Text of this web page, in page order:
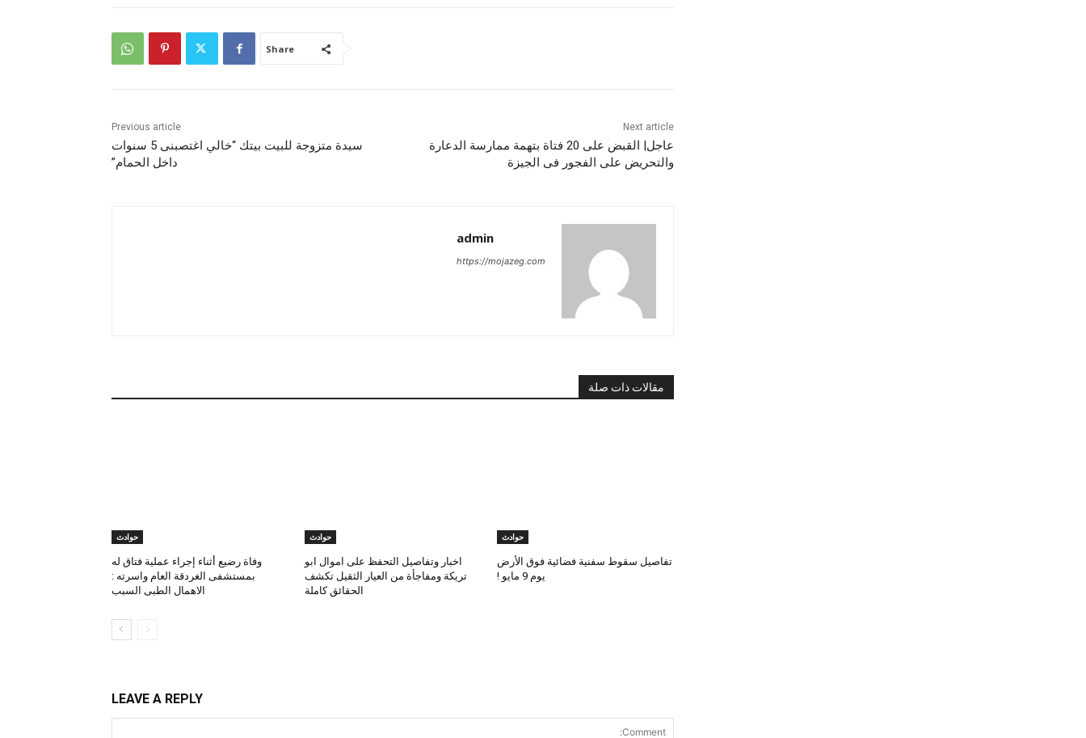
Share
Previous article
سيدة متزوجة للبيت بيتك “خالي اغتصبنى 5 سنوات
داخل الحمام”
Next article
عاجل| القبض على 20 فتاة بتهمة ممارسة الدعارة
والتحريض على الفجور فى الجيزة
admin
https://mojazeg.com
مقالات ذات صلة
حوادث
تفاصيل سقوط سفنية فضائية فوق الأرض
يوم 9 مايو !
حوادث
اخبار وتفاصيل التحفظ على اموال ابو
تريكة ومفاجأة من العيار الثقيل تكشف
الحقائق كاملة
حوادث
وفاة رضيع أثناء إجراء عملية فتاق له
بمستشفى الغردقة العام واسرته :
الاهمال الطبى السبب
LEAVE A REPLY